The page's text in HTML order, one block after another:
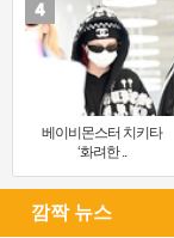
베이비몬스터 치키타
‘화려한 ..
깜짝 뉴스